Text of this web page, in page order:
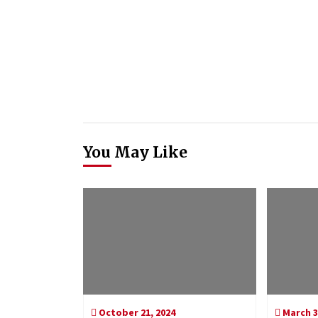
You May Like
October 21, 2024 March